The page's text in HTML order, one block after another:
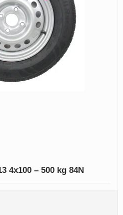
4x100 – 500 kg 84N